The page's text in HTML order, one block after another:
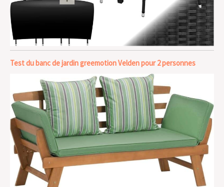
Test du banc de jardin greemotion Velden pour 2 personnes